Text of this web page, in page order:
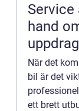
Service
hand
uppdrag
När det
bil är det
ett brett